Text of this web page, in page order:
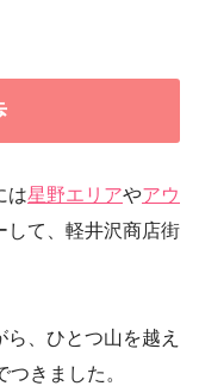
は星野エリアやアウ
して、軽井沢商店街
、ひとつ山を越え
きました。